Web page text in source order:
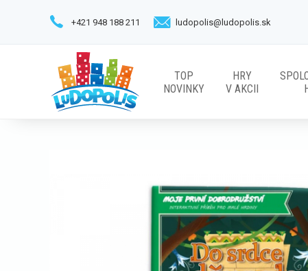
TOP
NOVINKY
HRY
V AKCII
+421 948 188 211 ludopolis@ludopolis.sk